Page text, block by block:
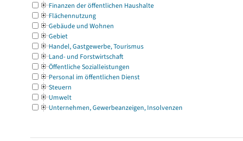
Finanzen der öffentlichen Haushalte
Flächennutzung
Gebäude und Wohnen
Gebiet
Handel, Gastgewerbe, Tourismus
Land- und Forstwirtschaft
Öffentliche Sozialleistungen
Personal im öffentlichen Dienst
Steuern
Umwelt
Unternehmen, Gewerbeanzeigen, Insolvenzen